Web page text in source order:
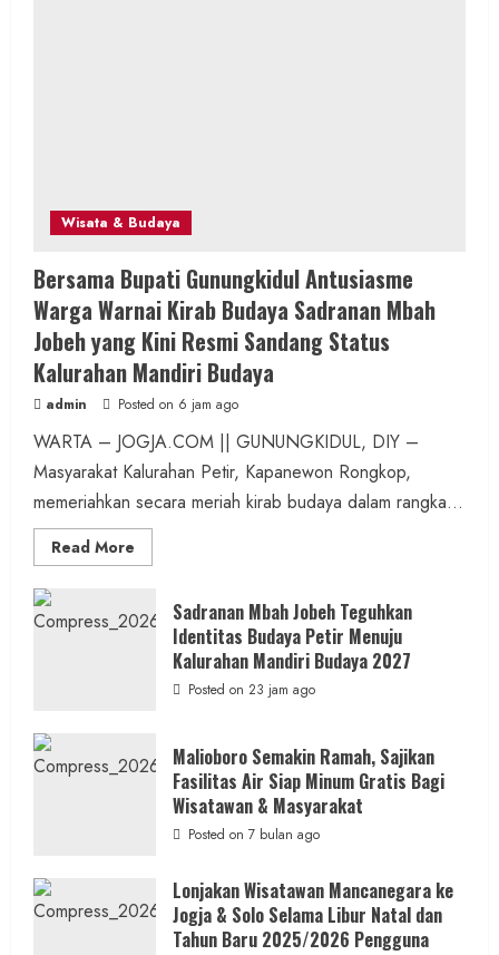
Wisata & Budaya
Bersama Bupati Gunungkidul Antusiasme
Warga Warnai Kirab Budaya Sadranan Mbah
Jobeh yang Kini Resmi Sandang Status
Kalurahan Mandiri Budaya
admin Posted on 6 jam ago
WARTA – JOGJA.COM || GUNUNGKIDUL, DIY –
Masyarakat Kalurahan Petir, Kapanewon Rongkop,
memeriahkan secara meriah kirab budaya dalam rangka...
Read More
more
Bupati
Gunungkidul
Antusiasme
Warga
Warnai
Jobeh
yang
Resmi
Sandang
Status
Kalurahan
Sadranan Mbah Jobeh Teguhkan
Identitas Budaya Petir Menuju
Kalurahan Mandiri Budaya 2027
Posted on 23 jam ago
Malioboro Semakin Ramah, Sajikan
Fasilitas Air Siap Minum Gratis Bagi
Wisatawan & Masyarakat
Posted on 7 bulan ago
Lonjakan Wisatawan Mancanegara ke
Jogja & Solo Selama Libur Natal dan
Tahun Baru 2025/2026 Pengguna